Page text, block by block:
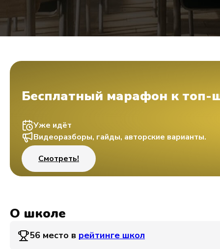
Бесплатный марафон к топ-
Уже идёт
Видеоразборы, гайды, авторские варианты.
Смотреть!
О школе
56 место в рейтинге школ